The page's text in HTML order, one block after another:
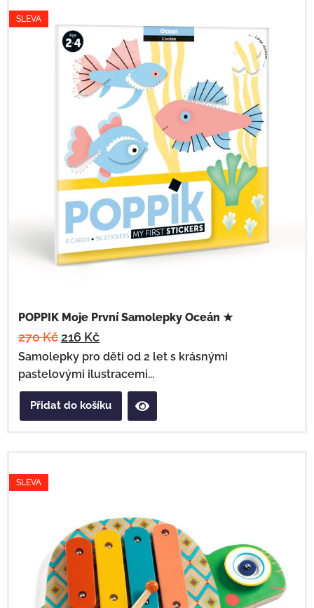
SLEVA
POPPIK Moje První Samolepky Oceán ★
270Kč 216 Kč
Samolepky pro děti od 2 let s krásnými
pastelovými ilustracemi...
Přidat do košíku
SLEVA